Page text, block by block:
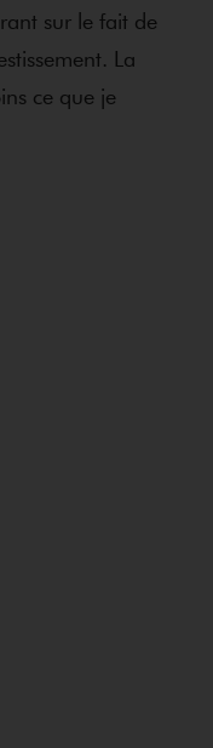
sur le fait de
La
ce que je